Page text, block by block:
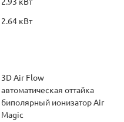
2.93 кВт
2.64 кВт
3D Air Flow
автоматическая оттайка
биполярный ионизатор Air
Magic